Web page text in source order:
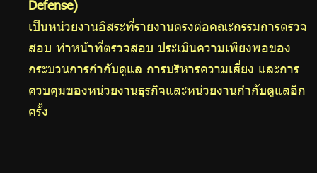
Defense)
เป็นหน่วยงานอิสระที่รายงานตรงต่อคณะกรรมการตรวจ
สอบ ทําหน้าที่ตรวจสอบ ประเมินความเพียงพอของ
กระบวนการกํากับดูแล การบริหารความเสี่ยง และการ
ควบคุมของหน่วยงานธุรกิจและหน่วยงานกํากับดูแลอีก
ครั้ง